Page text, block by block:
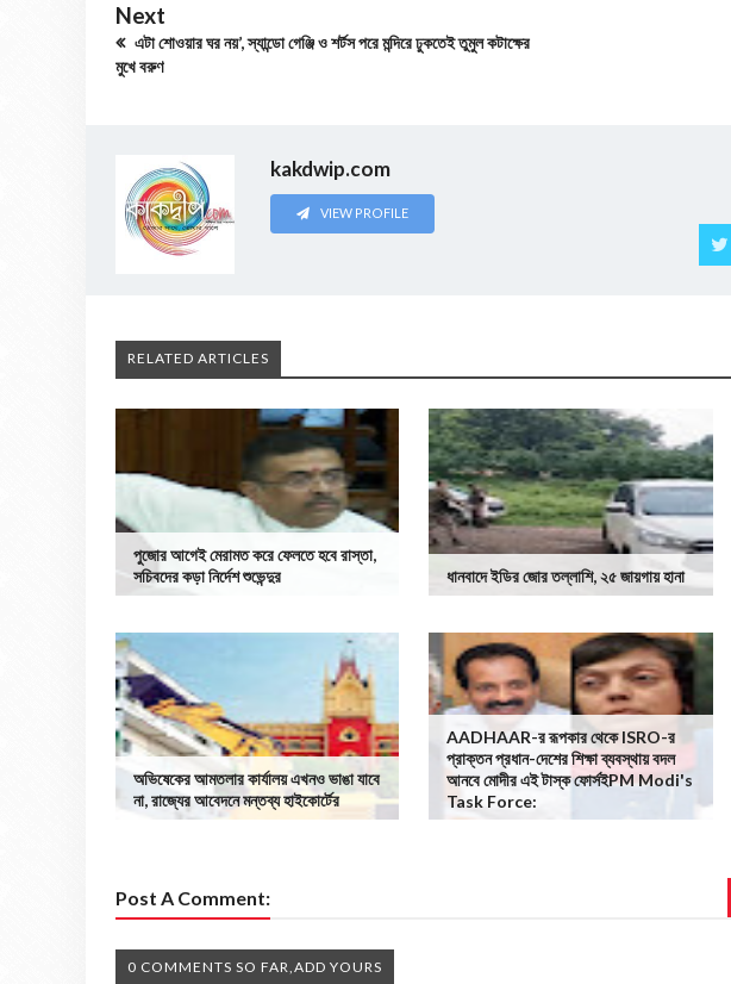
Next
এটা শোওয়ার ঘর নয়’, স্যান্ডো গেঞ্জি ও শর্টস পরে মন্দিরে ঢুকতেই তুমুল কটাক্ষের
মুখে বরুণ
kakdwip.com
VIEW PROFILE
RELATED ARTICLES
পুজোর আগেই মেরামত করে ফেলতে হবে রাস্তা,
সচিবদের কড়া নির্দেশ শুভেন্দুর
ধানবাদে ইডির জোর তল্লাশি, ২৫ জায়গায় হানা
অভিষেকের আমতলার কার্যালয় এখনও ভাঙা যাবে
না, রাজ্যের আবেদনে মন্তব্য হাইকোর্টের
AADHAAR-র রূপকার থেকে ISRO-র
প্রাক্তন প্রধান-দেশের শিক্ষা ব্যবস্থায় বদল
আনবে মোদীর এই টাস্ক ফোর্সইPM Modi's
Task Force:
Post A Comment:
0 COMMENTS SO FAR,ADD YOURS